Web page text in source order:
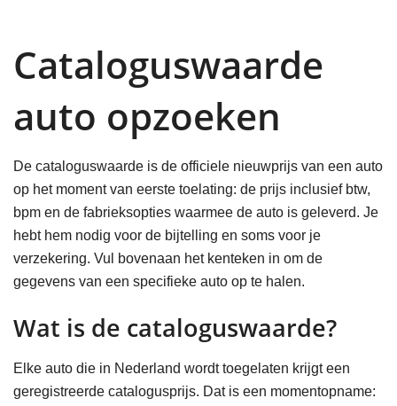
Cataloguswaarde
auto opzoeken
De cataloguswaarde is de officiele nieuwprijs van een auto
op het moment van eerste toelating: de prijs inclusief btw,
bpm en de fabrieksopties waarmee de auto is geleverd. Je
hebt hem nodig voor de bijtelling en soms voor je
verzekering. Vul bovenaan het kenteken in om de
gegevens van een specifieke auto op te halen.
Wat is de cataloguswaarde?
Elke auto die in Nederland wordt toegelaten krijgt een
geregistreerde catalogusprijs. Dat is een momentopname: